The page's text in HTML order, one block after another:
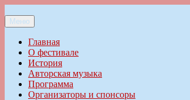
к
содержимому
Ильменский фестиваль авторской песни
Меню
Главная
О фестивале
История
Авторская музыка
Программа
Организаторы и спонсоры